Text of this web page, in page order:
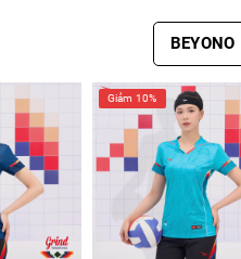
BEYONO
Giảm 10%